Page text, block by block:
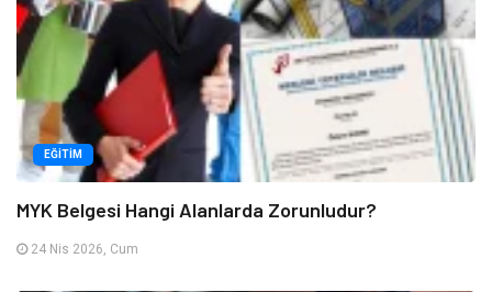
EĞITIM
MYK Belgesi Hangi Alanlarda Zorunludur?
24 Nis 2026, Cum